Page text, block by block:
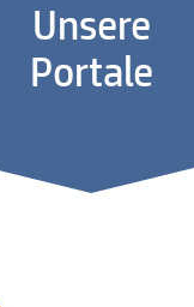
Unsere
Portale